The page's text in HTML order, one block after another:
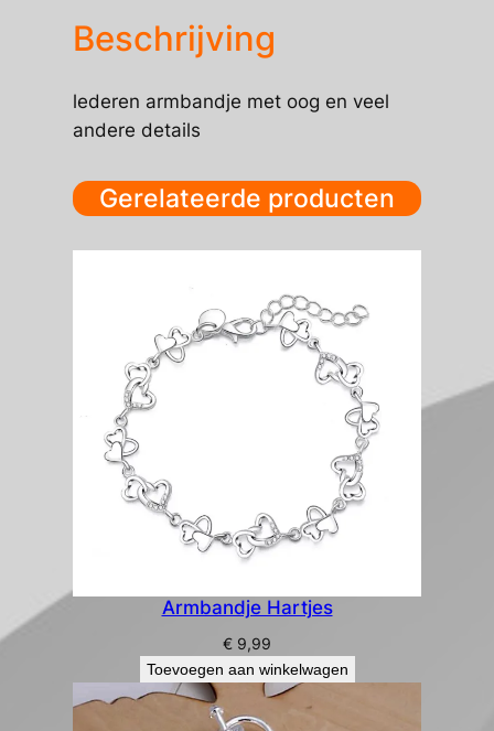
Beschrijving
lederen armbandje met oog en veel
andere details
Gerelateerde producten
Armbandje Hartjes
€ 9,99
Toevoegen aan winkelwagen